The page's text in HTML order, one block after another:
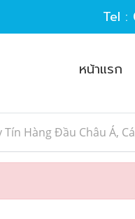
Tel :
หน้าแรก
Tín Hàng Đầu Châu Á,